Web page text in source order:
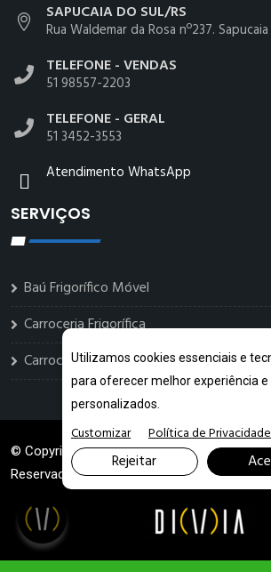
SAPUCAIA DO SUL/RS
Rua Waldemar da Rosa nº237.
TELEFONE - VENDAS
51 98557-2203
TELEFONE - GERAL
51 3452-3553
Atendimento WhatsApp
SERVIÇOS
Baú Frigorífico Móvel
Carroceria Frigorífica
Carrocerias Sorveteiras
© Copyright 2026. DIVIAMarketing Digital.
Reservados
Utilizamos cookies essenciais e
para oferecer melhor experiência
personalizados.
Customizar Política de Privacidade
Rejeitar